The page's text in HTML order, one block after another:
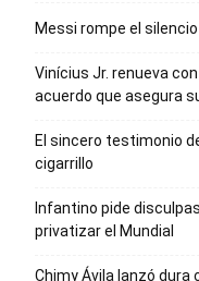
Messi rompe el
Vinícius Jr. renueva
acuerdo que asegura
El sincero testimonio
cigarrillo
Infantino pide
privatizar el Mundial
Chimy Ávila lanzó